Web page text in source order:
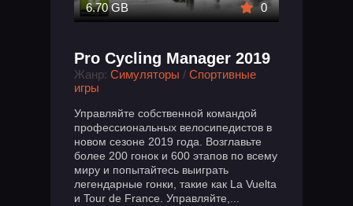
6.70 GB 0
Pro Cycling Manager 2019
Жанр: Симуляторы / Спортивные
игры
Управляйте собственной командой
профессиональных велосипедистов в
новом сезоне 2019 года. Возглавьте
более 200 гонок и 600 этапов по всему
миру и попытайтесь выиграть
легендарные гонки, такие как La Vuelta
и Tour de France. Управляйте,...